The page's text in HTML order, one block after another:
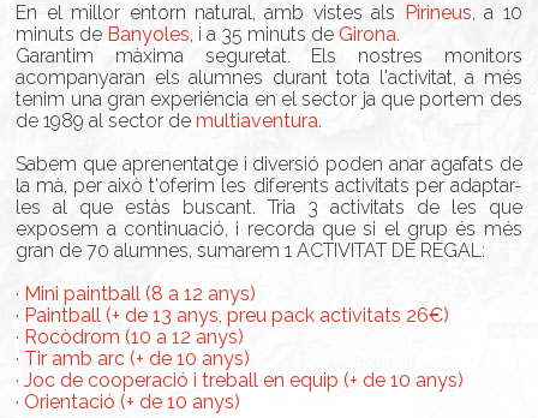
En el millor entorn natural, amb vistes als Pirineus, a 10
minuts de Banyoles, i a 35 minuts deGirona.
Garantim màxima seguretat. Els nostres monitors
acompanyaran els alumnes durant tota l'activitat, a més
tenim una gran experiència en el sector ja que portem des
de 1989 al sector demultiaventura.
Sabem que aprenentatge i diversió poden anar agafats de
la mà, per això t'oferim les diferents activitats per adaptar-
les al que estàs buscant. Tria 3 activitats de les que
exposem a continuació, i recorda que si el grup és més
gran de 70 alumnes, sumarem 1 ACTIVITAT DE REGAL:
· Mini paintball (8 a 12 anys)
· Paintball (+ de 13 anys, preu pack activitats 26€)
· Rocòdrom (10 a 12 anys)
· Tir amb arc (+ de 10 anys)
· Joc de cooperació i treball en equip (+ de 10 anys)
· Orientació (+ de 10 anys)